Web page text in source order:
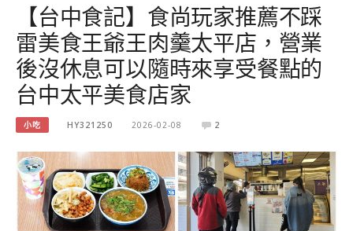
【台中食記】食尚玩家推薦不踩
雷美食王爺王肉羹太平店，營業
後沒休息可以隨時來享受餐點的
台中太平美食店家
小吃 HY321250 2026-02-08 2